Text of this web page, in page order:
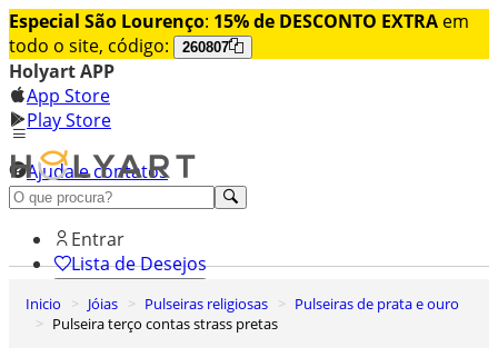
Especial São Lourenço: 15% de DESCONTO EXTRA em
todo o site, código:
260807
Holyart APP
App Store
Play Store
Ajuda e contatos
Conheça premium
Entrar
Lista de Desejos
0
Carrinho de Compras
Inicio Jóias Pulseiras religiosas
Pulseiras de prata e ouro
Pulseira terço contas strass pretas